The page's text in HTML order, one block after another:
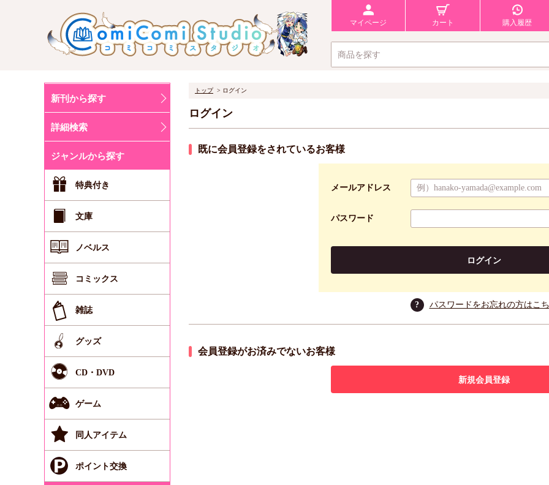
マイページ カート 購入履歴
新刊から探す
詳細検索
ジャンルから探す
特典付き
文庫
ノベルス
コミックス
雑誌
グッズ
CD・DVD
ゲーム
同人アイテム
ポイント交換
トップ ログイン
ログイン
既に会員登録をされているお客様
メールアドレス
パスワード
ログイン
? パスワードをお忘れの方はこ
会員登録がお済みでないお客様
新規会員登録